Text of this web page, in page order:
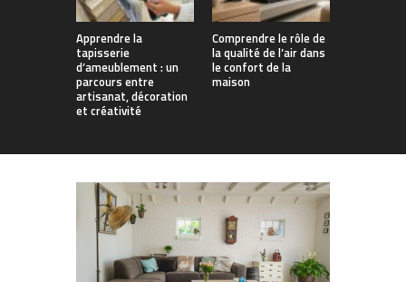
Apprendre la
tapisserie
d’ameublement : un
parcours entre
artisanat, décoration
et créativité
Comprendre le rôle de
la qualité de l’air dans
le confort de la
maison